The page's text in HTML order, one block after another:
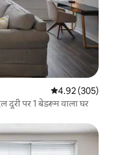
औसत रेटिंग 5 में से
4.92 (305)
दूरी पर 1 बेडरूम वाला घर